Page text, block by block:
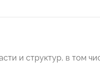
и структур, в том